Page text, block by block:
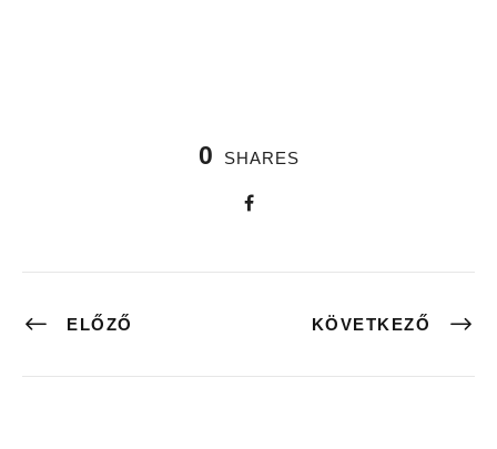
0 SHARES
ELŐZŐ KÖVETKEZŐ